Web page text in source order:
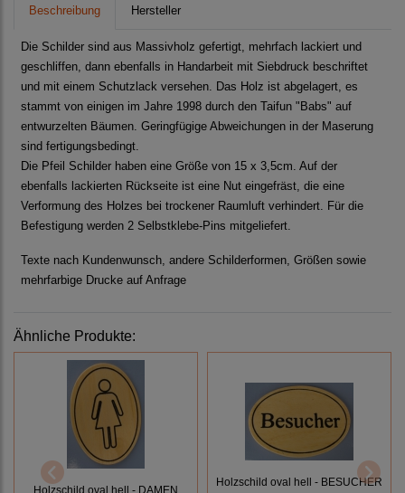
Beschreibung Hersteller
Die Schilder sind aus Massivholz gefertigt, mehrfach lackiert und
geschliffen, dann ebenfalls in Handarbeit mit Siebdruck beschriftet
und mit einem Schutzlack versehen. Das Holz ist abgelagert, es
stammt von einigen im Jahre 1998 durch den Taifun "Babs" auf
entwurzelten Bäumen. Geringfügige Abweichungen in der Maserung
sind fertigungsbedingt.
Die Pfeil Schilder haben eine Größe von 15 x 3,5cm. Auf der
ebenfalls lackierten Rückseite ist eine Nut eingefräst, die eine
Verformung des Holzes bei trockener Raumluft verhindert. Für die
Befestigung werden 2 Selbstklebe-Pins mitgeliefert.
Texte nach Kundenwunsch, andere Schilderformen, Größen sowie
mehrfarbige Drucke auf Anfrage
Ähnliche Produkte:
Holzschild oval hell - DAMEN
Holzschild oval hell - BESUCHER